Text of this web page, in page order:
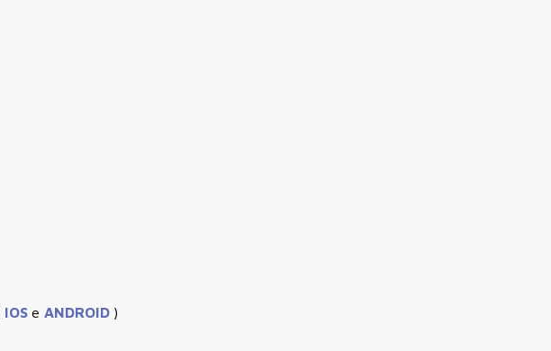
IOS e ANDROID )